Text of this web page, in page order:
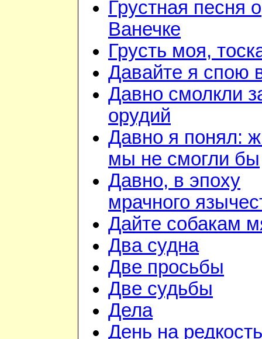
Грустная песня о
Ванечке
Грусть моя,
Давайте я спою
Давно смолкли
орудий
Давно я понял:
мы не смогли бы
Давно, в эпоху
мрачного
Дайте собакам
Два судна
Две просьбы
Две судьбы
Дела
День на редкость